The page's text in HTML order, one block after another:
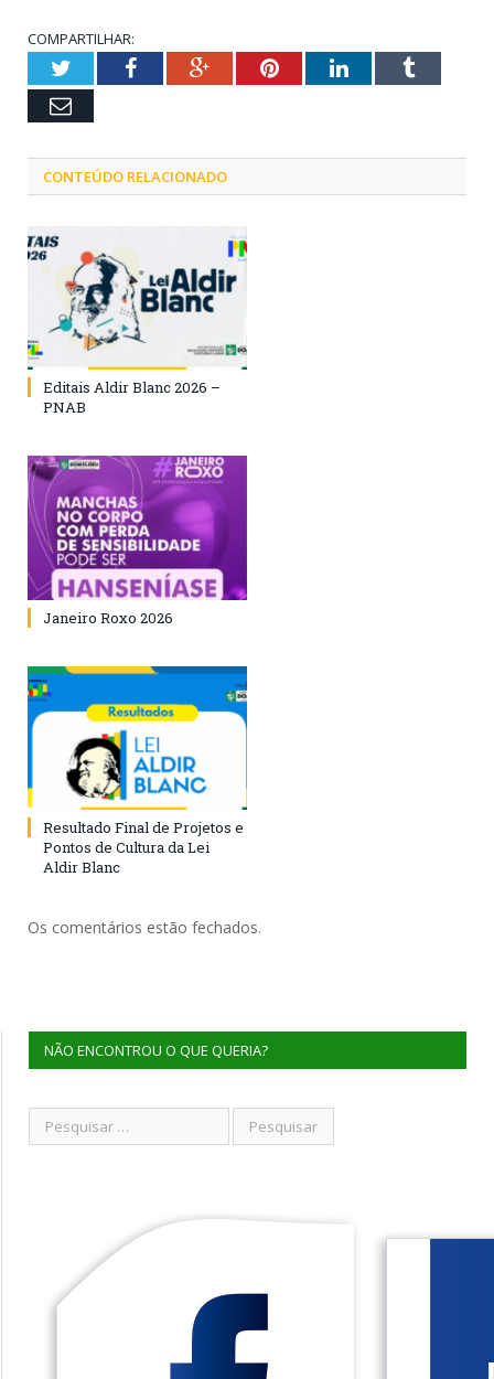
COMPARTILHAR:
TwitterFacebookGoogle+PinterestLinkedInTumblr
Email
CONTEÚDO RELACIONADO
Editais Aldir Blanc 2026 –
PNAB
Janeiro Roxo 2026
Resultado Final de Projetos e
Pontos de Cultura da Lei
Aldir Blanc
Os comentários estão fechados.
NÃO ENCONTROU O QUE QUERIA?